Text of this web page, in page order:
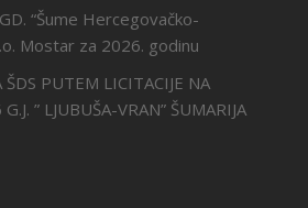
“Šume Hercegovačko-
Mostar za 2026. godinu
ŠDS PUTEM LICITACIJE NA
” LJUBUŠA-VRAN” ŠUMARIJA